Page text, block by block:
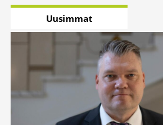
Uusimmat